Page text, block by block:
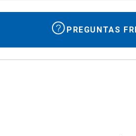
PREGUNTAS